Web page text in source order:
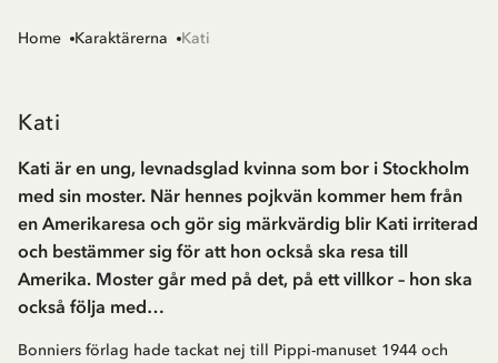
Home Karaktärerna Kati
Kati
Kati är en ung, levnadsglad kvinna som bor i Stockholm
med sin moster. När hennes pojkvän kommer hem från
en Amerikaresa och gör sig märkvärdig blir Kati irriterad
och bestämmer sig för att hon också ska resa till
Amerika. Moster går med på det, på ett villkor – hon ska
också följa med…
Bonniers förlag hade tackat nej till Pippi-manuset 1944 och